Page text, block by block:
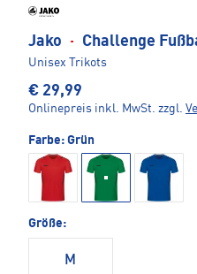
Jako · Challenge
Unisex Trikots
€ 29,99
Onlinepreis inkl. MwSt. zzgl.
Farbe: Grün
Größe:
M